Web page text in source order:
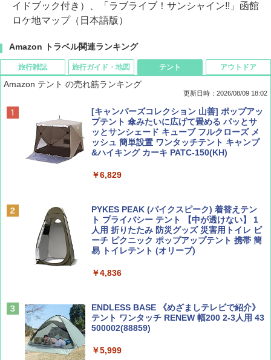
イドブック付き）、「ラブライブ！サンシャイン!!」函館
ロケ地マップ（日本語版）
Amazon トラベル関連ランキング
旅行雑誌
BE-PAL(ビ-パル) 2026年 9 月号【特別付録:
SOTO ミニマル"旅"財布 ランダム2種】
￥1,500
￥713
旅行ガイド・地図
地球の歩き方 スター・ウォーズ
￥2,695
￥2,079
球の歩き方A ヨーロッパ
ァキア 2026～2027 地球の歩き方A ヨーロッ
テント
Amazon テント の売れ筋ランキング
更新日時：2026/08/09 18:02
[キャンパーズコレクション 山善] ポップアッ
プテント 傘みたいに広げて畳める パッとサ
ッとサンシェード キューブ フルクローズ メ
ッシュ 簡単設置 ワンタッチテント キャンプ
&ハイキング カーキ PATC-150(KH)
￥6,829
PYKES PEAK (パイクスピーク) 着替えテン
ト プライバシー テント 【中が透けない】 1
人用 折りたたみ 防災グッズ 災害用トイレ ビ
ーチ ピクニック ポップアップテント 携帯 簡
易 トイレテント (オリーブ)
￥4,836
ENDLESS BASE 《めざましテレビで紹介》
テント ワンタッチ RENEW 幅200 2-3人用 43
500002(88859)
￥5,999
アウトドア